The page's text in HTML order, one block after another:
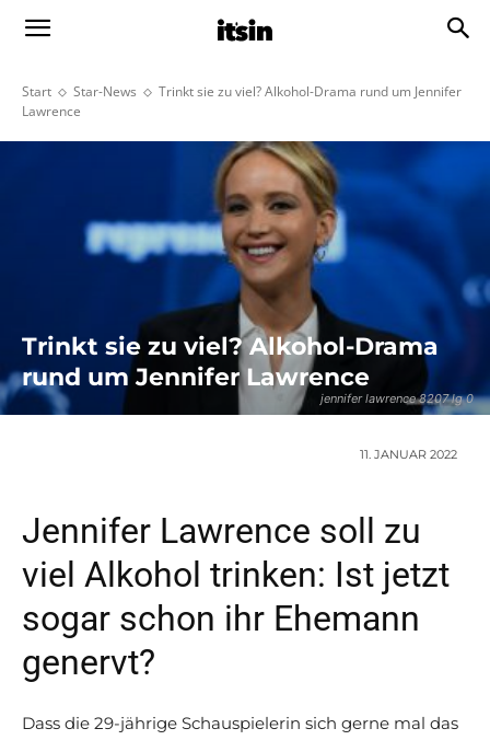
Start Star-News
Trinkt sie zu viel? Alkohol-Drama rund um Jennifer
Lawrence
jennifer lawrence 8207 lg 0
Trinkt sie zu viel? Alkohol-Drama
rund um Jennifer Lawrence
11. JANUAR 2022
Jennifer Lawrence soll zu
viel Alkohol trinken: Ist jetzt
sogar schon ihr Ehemann
genervt?
Dass die 29-jährige Schauspielerin sich gerne mal das